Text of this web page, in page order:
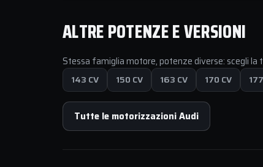
ALTRE POTENZE E VERSIONI
Stessa famiglia motore, potenze diverse: scegli
143 CV
150 CV 163 CV 170 CV
Tutte le motorizzazioni Audi